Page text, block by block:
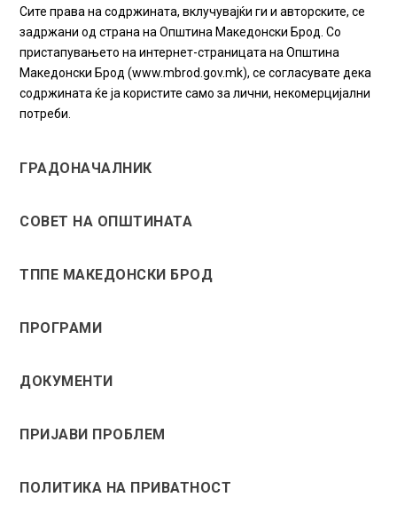
Сите права на содржината, вклучувајќи ги и авторските, се
задржани од страна на Општина Македонски Брод. Со
пристапувањето на интернет-страницата на Општина
Македонски Брод (www.mbrod.gov.mk), се согласувате дека
содржината ќе ја користите само за лични, некомерцијални
потреби.
ГРАДОНАЧАЛНИК
СОВЕТ НА ОПШТИНАТА
ТППЕ МАКЕДОНСКИ БРОД
ПРОГРАМИ
ДОКУМЕНТИ
ПРИЈАВИ ПРОБЛЕМ
ПОЛИТИКА НА ПРИВАТНОСТ